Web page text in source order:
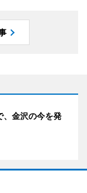
、金沢の今を発